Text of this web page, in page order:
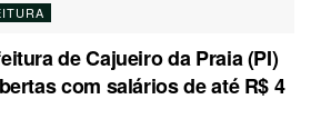
de Cajueiro da Praia (PI)
com salários de até R$ 4